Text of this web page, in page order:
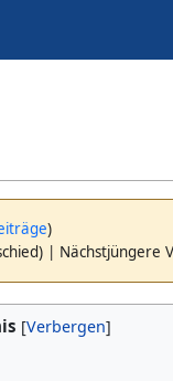
)
| Nächstjüngere